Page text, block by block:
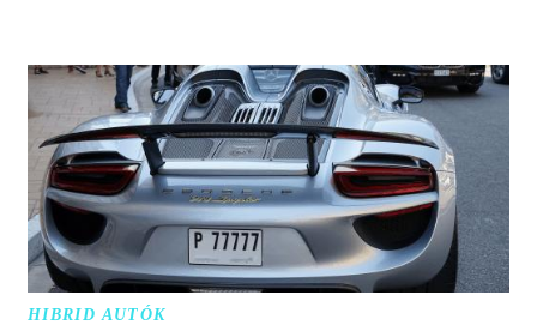
HIBRID AUTÓK